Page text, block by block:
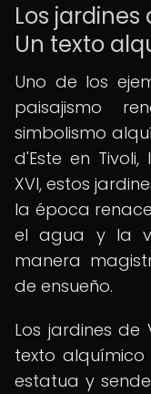
Los jardines
Un texto
Uno de los
paisajismo
simbolismo
d'Este en
XVI, estos
la época
el agua y la
manera
de ensueño.
Los jardines de
texto
estatua y